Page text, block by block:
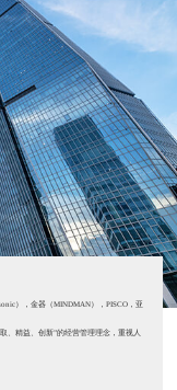
），金器（MINDMAN），PISCO，亚
精益、创新”的经营管理理念，重视人